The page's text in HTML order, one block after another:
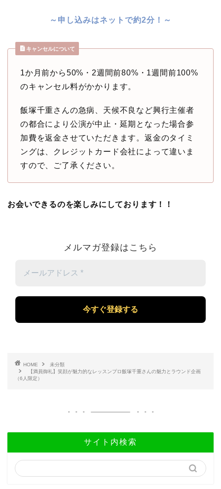
～申し込みはネットで約2分！～
キャンセルについて
1か月前から50%・2週間前80%・1週間前100%
のキャンセル料がかかります。
飯塚千重さんの急病、天候不良など興行主催者
の都合により公演が中止・延期となった場合参
加費を返金させていただきます。返金のタイミ
ングは、クレジットカード会社によって違いま
すので、ご了承ください。
お会いできるのを楽しみにしております！！
メルマガ登録はこちら
ー
ア
レ
HOME
未分類
【満員御礼】笑顔が魅力的なレッスンプロ飯塚千重さんの魅力とラウンド企画
（6人限定）
サイト内検索